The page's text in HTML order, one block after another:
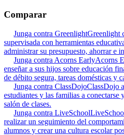
Comparar
Junga contra GreenlightGreenlight
supervisada con herramientas
administrar su presupuesto, ahorrar e
Junga contra Acorns EarlyAcorns
enseñar a sus hijos sobre educación
de débito segura, tareas domésticas y
Junga contra ClassDojoClassDojo
estudiantes y las familias a conectarse
salón de clases.
Junga contra LiveSchool
realizar un seguimiento del
alumnos y crear una cultura escolar